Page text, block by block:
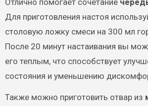
Для приготовления настоя
столовую ложку смеси на 300 мл
После 20 минут настаивания вы
его теплым, что способствует
состояния и уменьшению
Также можно приготовить отвар из